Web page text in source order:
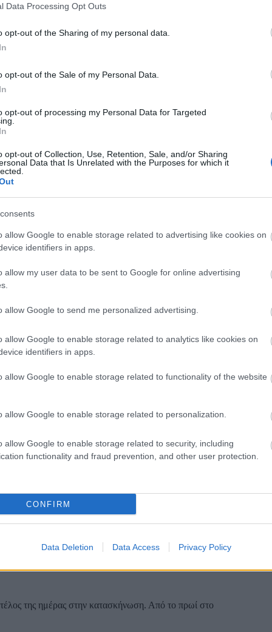
Data Processing Opt Outs
opt-out of the Sharing of my personal data.
opt-out of the Sale of my Personal Data.
opt-out of processing my Personal Data for Targeted
opt-out of Collection, Use, Retention, Sale, and/or Sharing
Data that Is Unrelated with the Purposes for which it
allow Google to enable storage related to advertising like cookies on
identifiers in apps.
allow my user data to be sent to Google for online advertising
allow Google to send me personalized advertising.
allow Google to enable storage related to analytics like cookies on
identifiers in apps.
allow Google to enable storage related to functionality of the website
allow Google to enable storage related to personalization.
allow Google to enable storage related to security, including
functionality and fraud prevention, and other user protection.
CONFIRM
Data Deletion Data Access Privacy Policy
πλοηγό για την επόμενη φορά που θα σχολιάσω.
LTD» ΖΩΟΛΟΓΙΚΟΣ ΚΗΠΟΣ: μίμηση ζώων – αναγνώριση
ή σχοινί για την αφετηρία. Ξυλάκια για την σκυταλοδρομία
της Βασιλεύουσας να αγωνισθούν σε διάφορα αγωνίσματα
των Διάστικτων Ιπποτών εξορμούν εναντίων των άπιστων
από κοντάρια ενωμένα με σχοινί. Τα δύο οριζόντια κοντάρια του
τέλος της ημέρας στην κατασκήνωση. Από το πρωί στο